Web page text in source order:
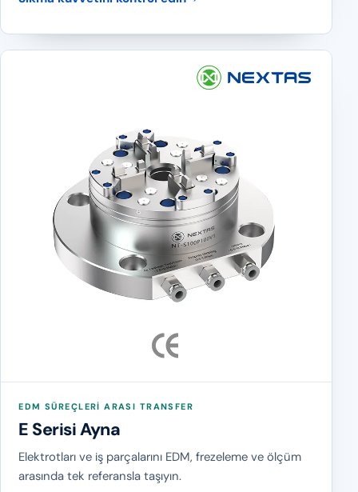
EDM SÜREÇLERI ARASI TRANSFER
E Serisi Ayna
Elektrotları ve iş parçalarını EDM, frezeleme ve ölçüm
arasında tek referansla taşıyın.